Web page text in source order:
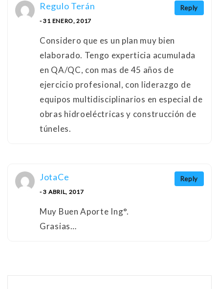
Reply
Regulo Terán
- 31 ENERO, 2017
Considero que es un plan muy bien
elaborado. Tengo experticia acumulada
en QA/QC, con mas de 45 años de
ejercicio profesional, con liderazgo de
equipos multidisciplinarios en especial de
obras hidroeléctricas y construcción de
túneles.
Reply
JotaCe
- 3 ABRIL, 2017
Muy Buen Aporte Ing°.
Grasias…